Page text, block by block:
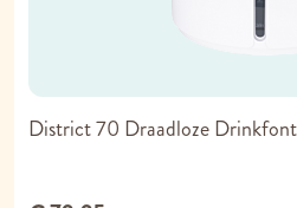
District 70 Draadloze